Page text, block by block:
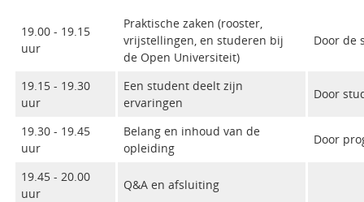
19.00 - 19.15
uur
Praktische zaken (rooster,
vrijstellingen, en studeren bij
de Open Universiteit)
Door de
19.15 - 19.30
uur
Een student deelt zijn
ervaringen
Door
19.30 - 19.45
uur
Belang en inhoud van de
opleiding
Door
19.45 - 20.00
uur
Q&A en afsluiting